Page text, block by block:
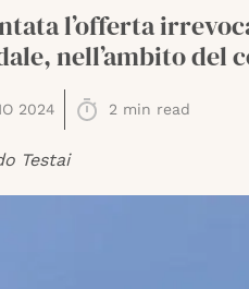
l’offerta
nell’ambito del
2024 2 min read
Testai